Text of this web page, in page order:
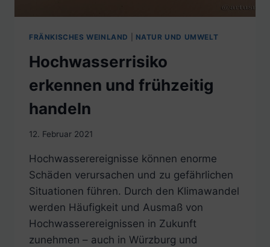
FRÄNKISCHES WEINLAND NATUR UND UMWELT
Hochwasserrisiko
erkennen und frühzeitig
handeln
12. Februar 2021
Hochwasserereignisse können enorme
Schäden verursachen und zu gefährlichen
Situationen führen. Durch den Klimawandel
werden Häufigkeit und Ausmaß von
Hochwasserereignissen in Zukunft
zunehmen – auch in Würzburg und